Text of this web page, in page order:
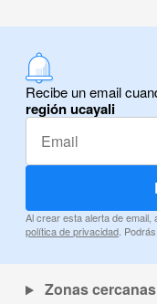
Recibe un email
región ucayali
Al crear esta alerta de email,
política de privacidad.
Zonas cercanas